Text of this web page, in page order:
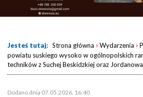
Jesteś tutaj: Strona główna › Wydarzenia ›
powiatu suskiego wysoko w ogólnopolskich
techników z Suchej Beskidzkiej oraz
Dodano dnia 07.05.2026, 16:40